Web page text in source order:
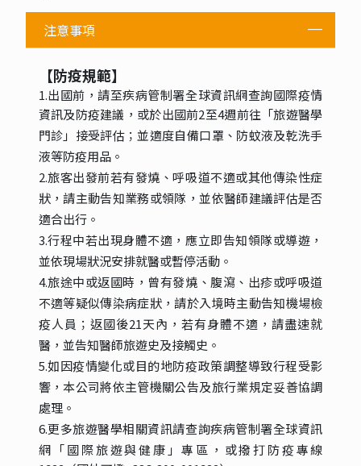
注意事項
【防疫規範】
1.出國前，請至疾病管制署全球資訊網查詢國際疫情
資訊及防疫建議，或於出國前2至4週前往「旅遊醫學
門診」接受評估；並適度自備口罩、防蚊液及乾洗手
液等防疫用品。
2.旅客出發前若有發燒、呼吸道不適或其他傳染性症
狀，請主動告知業務或領隊，並依醫師建議評估是否
適合出行。
3.行程中若出現身體不適，應立即告知領隊或導遊，
並依現場狀況安排就醫或暫停活動。
4.旅途中或返國時，曾有發燒、腹瀉、出疹或呼吸道
不適等疑似傳染病症狀，請於入境時主動告知機場檢
疫人員；返國後21天內，若有身體不適，請盡速就
醫，並告知醫師旅遊史及接觸史。
5.如因疫情變化或目的地防疫政策調整導致行程受影
響，本公司將依主管機關公告及旅行業規定妥善協調
處理。
6.更多旅遊醫學相關資訊請查詢疾病管制署全球資訊
網「國際旅遊與健康」專 區，或撥打防疫專線